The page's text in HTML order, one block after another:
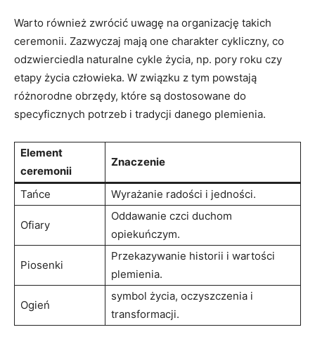
Warto również zwrócić uwagę na organizację takich
ceremonii. Zazwyczaj mają one charakter cykliczny, co
odzwierciedla naturalne cykle życia, np. pory roku czy
etapy życia człowieka. W związku z tym powstają
różnorodne obrzędy, które są dostosowane do
specyficznych potrzeb i tradycji danego plemienia.
Element
ceremonii
Znaczenie
Tańce Wyrażanie radości i jedności.
Ofiary
Oddawanie czci duchom
opiekuńczym.
Piosenki
Przekazywanie historii i wartości
plemienia.
Ogień
symbol życia, oczyszczenia i
transformacji.